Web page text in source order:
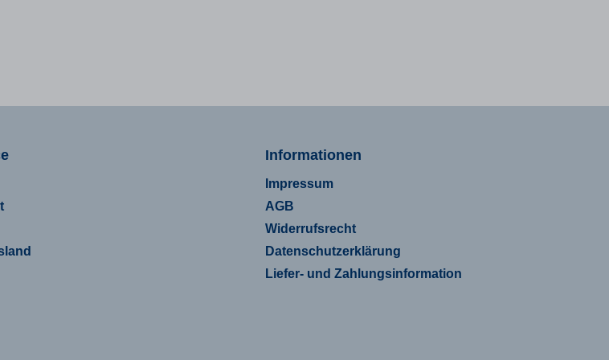
darf
kein
Informationen
Impressum
AGB
Widerrufsrecht
Datenschutzerklärung
Liefer- und Zahlungsinformation